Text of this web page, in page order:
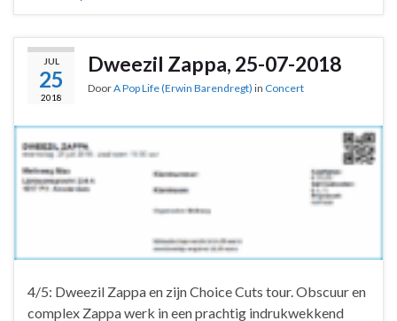
JUL
25
2018
Dweezil Zappa, 25-07-2018
DoorA Pop Life (Erwin Barendregt) in Concert
4/5: Dweezil Zappa en zijn Choice Cuts tour. Obscuur en
complex Zappa werk in een prachtig indrukwekkend